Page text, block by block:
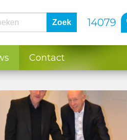
Zoek 14079
Contact